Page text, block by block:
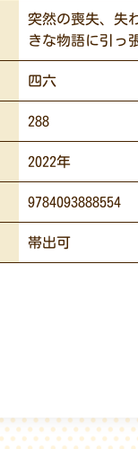
突然の喪失、失
きな物語に引っ
四六
288
2022年
9784093888554
帯出可